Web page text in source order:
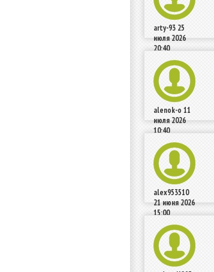
arty-93 25
июля 2026
20:40
alenok-o 11
июля 2026
10:40
alex953510
21 июня 2026
15:00